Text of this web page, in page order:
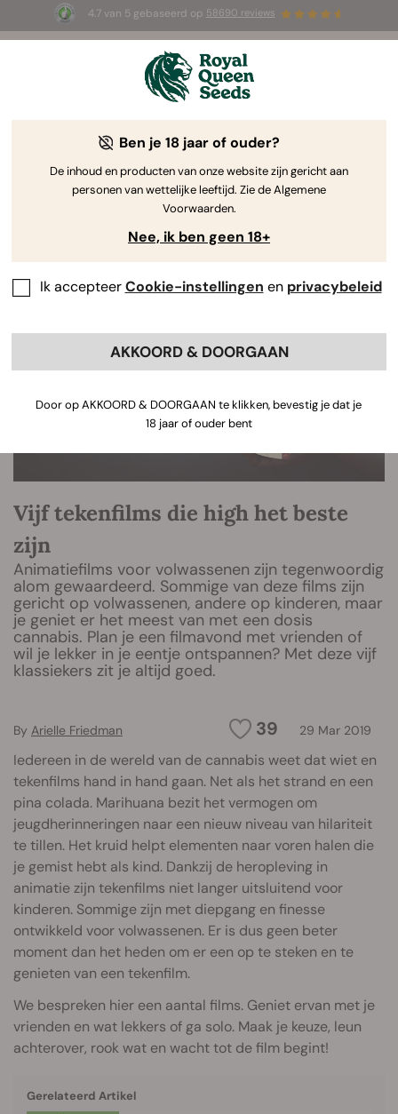
4.7 van 5 gebaseerd op 58690 reviews
3 White Widow Auto zaadjesGRATIS voor de
The RQS Blog
Cannabis Lifestyle Blogs
Vijf tekenfilms die high het beste
zijn
Animatiefilms voor volwassenen zijn tegenwoordig
alom gewaardeerd. Sommige van deze films zijn
gericht op volwassenen, andere op kinderen, maar
je geniet er het meest van met een dosis
cannabis. Plan je een filmavond met vrienden of
wil je lekker in je eentje ontspannen? Met deze vijf
klassiekers zit je altijd goed.
39 29 Mar 2019
By Arielle Friedman
Iedereen in de wereld van de cannabis weet dat wiet en
tekenfilms hand in hand gaan. Net als het strand en een
pina colada. Marihuana bezit het vermogen om
jeugdherinneringen naar een nieuw niveau van hilariteit
te tillen. Het kruid helpt elementen naar voren halen die
je gemist hebt als kind. Dankzij de heropleving in
animatie zijn tekenfilms niet langer uitsluitend voor
kinderen. Sommige zijn met diepgang en finesse
ontwikkeld voor volwassenen. Er is dus geen beter
moment dan het heden om er een op te steken en te
genieten van een tekenfilm.
We bespreken hier een aantal films. Geniet ervan met je
vrienden en wat lekkers of ga solo. Maak je keuze, leun
achterover, rook wat en wacht tot de film begint!
Gerelateerd Artikel
Ben je 18 jaar of ouder?
De inhoud en producten van onze website zijn gericht aan
personen van wettelijke leeftijd. Zie de Algemene
Voorwaarden.
Nee, ik ben geen 18+
Ik accepteerCookie-instellingen en privacybeleid
AKKOORD & DOORGAAN
Door op AKKOORD & DOORGAAN te klikken, bevestig je dat je
18 jaar of ouder bent